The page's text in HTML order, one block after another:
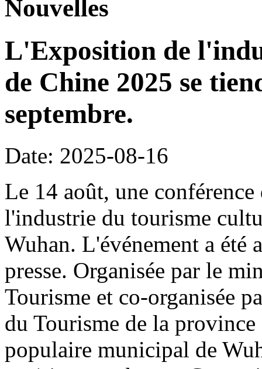
Nouvelles
L'Exposition de
de Chine 2025 se
septembre.
Date: 2025-08-16
Le 14 août, une
l'industrie du tourisme
Wuhan. L'événement a été
presse. Organisée par le
Tourisme et co-organisée
du Tourisme de la
populaire municipal de